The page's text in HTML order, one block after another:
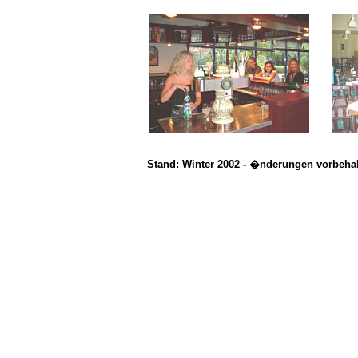
Stand: Winter 2002 - �nderungen